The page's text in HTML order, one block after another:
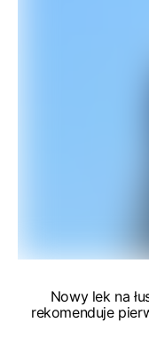
Nowy lek na
rekomenduje